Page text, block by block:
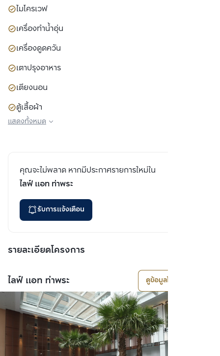
ไมโครเวฟ
เครื่องทำน้ำอุ่น
เครื่องดูดควัน
เตาปรุงอาหาร
เตียงนอน
ตู้เสื้อผ้า
โซฟา
แสดงทั้งหมด
คุณจะไม่พลาด หากมีประกาศรายการใหม่ใน
ไลฟ์ แอท ท่าพระ
รับการแจ้งเตือน
รายละเอียดโครงการ
ไลฟ์ แอท ท่าพระ ดูข้อมูลโครงการ